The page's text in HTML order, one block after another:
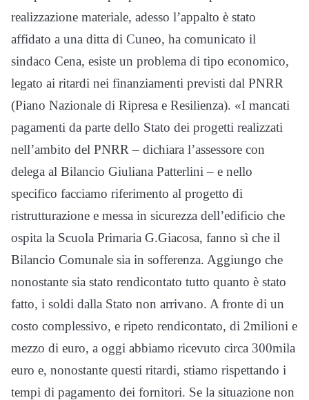
realizzazione materiale, adesso l’appalto è stato
affidato a una ditta di Cuneo, ha comunicato il
sindaco Cena, esiste un problema di tipo economico,
legato ai ritardi nei finanziamenti previsti dal PNRR
(Piano Nazionale di Ripresa e Resilienza). «I mancati
pagamenti da parte dello Stato dei progetti realizzati
nell’ambito del PNRR – dichiara l’assessore con
delega al Bilancio Giuliana Patterlini – e nello
specifico facciamo riferimento al progetto di
ristrutturazione e messa in sicurezza dell’edificio che
ospita la Scuola Primaria G.Giacosa, fanno sì che il
Bilancio Comunale sia in sofferenza. Aggiungo che
nonostante sia stato rendicontato tutto quanto è stato
fatto, i soldi dalla Stato non arrivano. A fronte di un
costo complessivo, e ripeto rendicontato, di 2milioni e
mezzo di euro, a oggi abbiamo ricevuto circa 300mila
euro e, nonostante questi ritardi, stiamo rispettando i
tempi di pagamento dei fornitori. Se la situazione non